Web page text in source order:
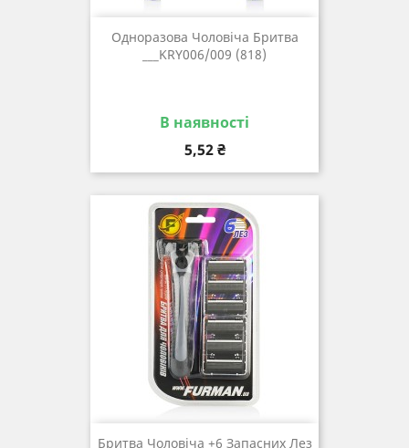
Одноразова Чоловіча Бритва
___KRY006/009 (818)
В наявності
Ціна
5,52 ₴
Бритва Чоловіча +6 Запасних Лез